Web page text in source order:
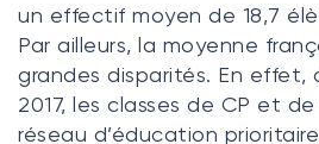
un effectif moyen de 18,7
Par ailleurs, la moyenne
grandes disparités. En effet,
2017, les classes de CP et
réseau d’éducation